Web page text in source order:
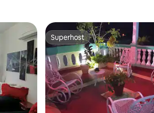
hóspedes Superhost
Superhost